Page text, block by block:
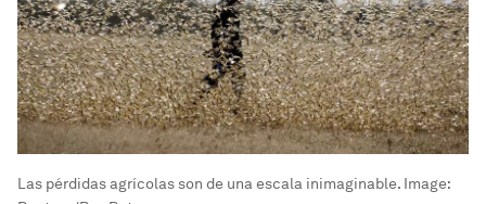
Las pérdidas agrícolas son de una escala inimaginable. Image: